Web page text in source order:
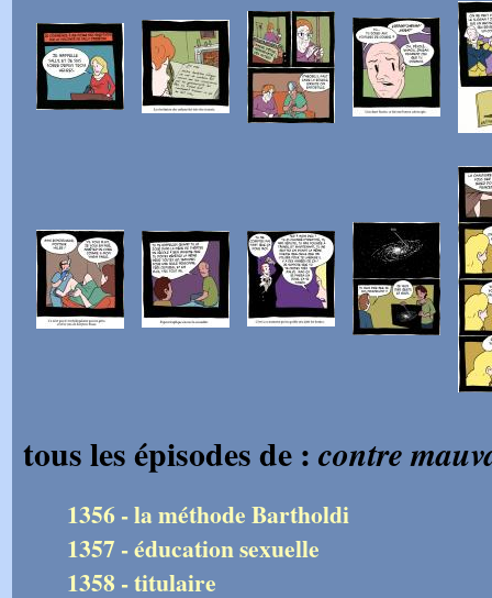
tous les épisodes de : contre
1356 - la méthode Bartholdi
1357 - éducation sexuelle
1358 - titulaire